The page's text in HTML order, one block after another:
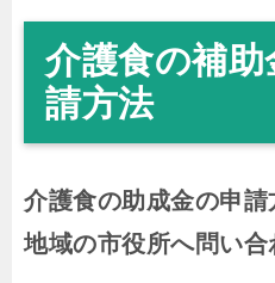
介護食の補助
請方法
介護食の助成金の申
地域の市役所へ問い合